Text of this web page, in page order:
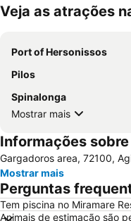
Veja as atrações
Port of Hersonissos
Pilos
Spinalonga
Mostrar mais
Informações
Gargadoros area, 72100,
Mostrar mais
Perguntas
Tem piscina no Miramare
Animais de estimação são